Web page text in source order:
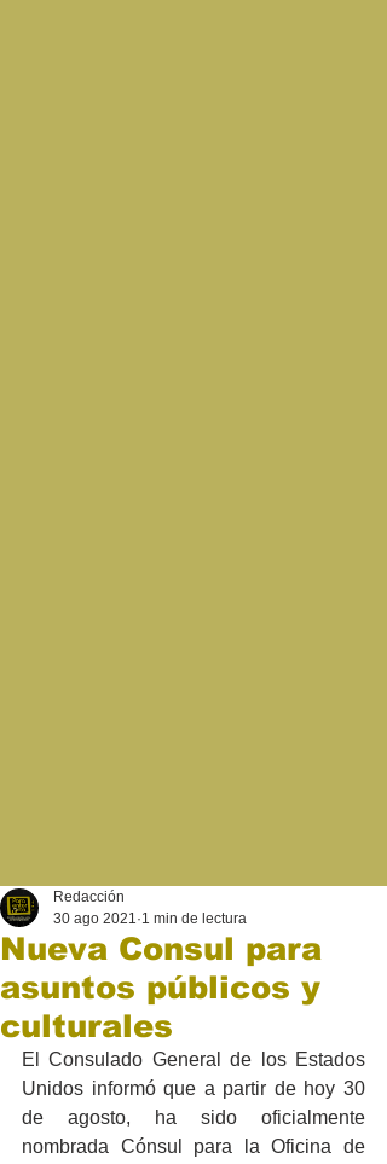
Nueva Consul para
asuntos públicos y
culturales
Redacción
30 ago 2021 1 min de lectura
El Consulado General de los Estados
Unidos informó que a partir de hoy 30
de agosto, ha sido oficialmente
nombrada Cónsul para la Oficina de